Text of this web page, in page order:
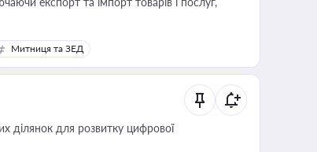
Митниця та ЗЕД
ділянок для розвитку цифрової